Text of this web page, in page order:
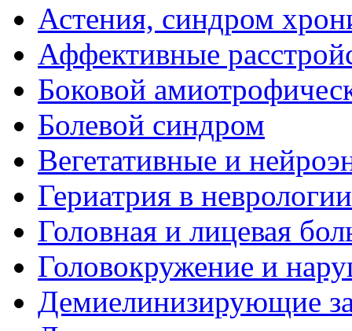
Астения, синдром
Аффективные
Боковой
Болевой синдром
Вегетативные и
Гериатрия в неврологии
Головная и лицевая
Головокружение и
Демиелинизирующие